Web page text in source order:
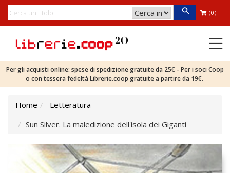
(0)
Per gli acquisti online: spese di spedizione gratuite da 25€ - Per i soci Coop
o con tessera fedeltà Librerie.coop gratuite a partire da 19€.
Home
Letteratura
Sun Silver. La maledizione dell'isola dei Giganti